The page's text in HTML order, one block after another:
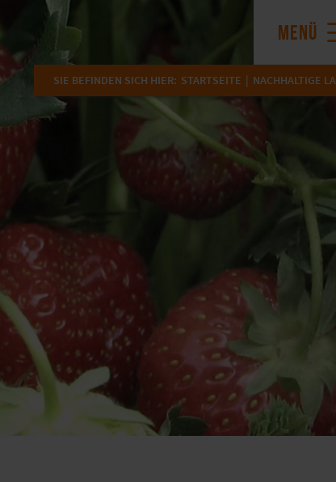
MENÜ
SIE BEFINDEN SICH HIER: STARTSEITE NACHHALTIGE